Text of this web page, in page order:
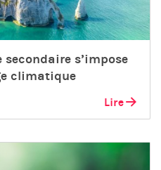
s’impose
climatique
Lire